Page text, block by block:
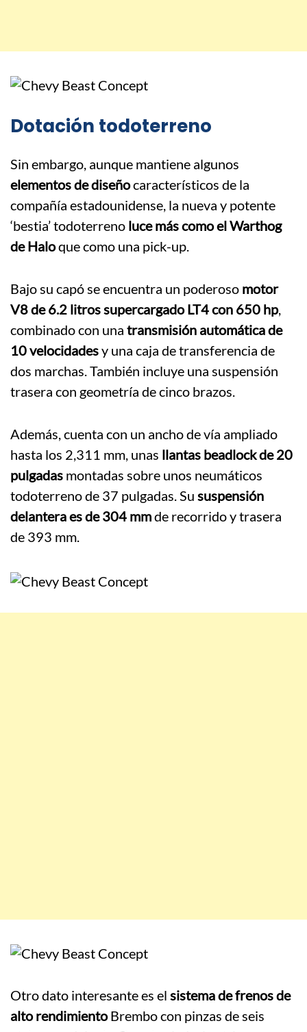
Dotación todoterreno
Sin embargo, aunque mantiene algunos
elementos de diseñocaracterísticos de la
compañía estadounidense, la nueva y potente
‘bestia’ todoterreno luce más como el Warthog
de Haloque como una pick-up.
Bajo su capó se encuentra un poderoso motor
V8 de 6.2 litros supercargado LT4 con 650 hp,
combinado con una transmisión automática de
10 velocidadesy una caja de transferencia de
dos marchas. También incluye una suspensión
trasera con geometría de cinco brazos.
Además, cuenta con un ancho de vía ampliado
hasta los 2,311 mm, unas llantas beadlock de 20
pulgadas montadas sobre unos neumáticos
todoterreno de 37 pulgadas. Su suspensión
delantera es de 304 mmde recorrido y trasera
de 393 mm.
Otro dato interesante es el sistema de frenos de
alto rendimientoBrembo con pinzas de seis